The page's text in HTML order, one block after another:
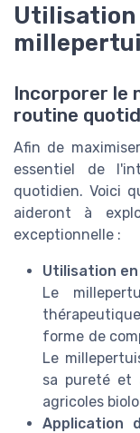
Utilisation
Incorporer le
routine
Afin de
essentiel de
quotidien. Voici
aideront à
exceptionnelle :
Utilisation
Le
forme de
Le
sa pureté et
agricoles
Application